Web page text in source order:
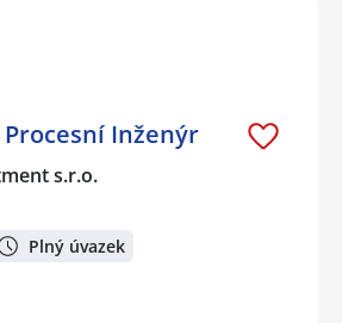
Inženýr
s.r.o.
Plný úvazek